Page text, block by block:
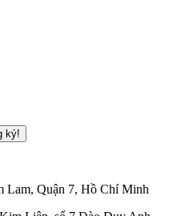
ký!
Quận 7, Hồ Chí Minh